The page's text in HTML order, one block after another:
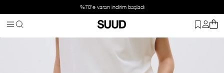
%70'e varan indirim başladı
Alt Giyim Jean Ekru Effortless Straight Jean